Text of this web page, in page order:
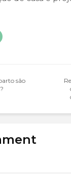
são